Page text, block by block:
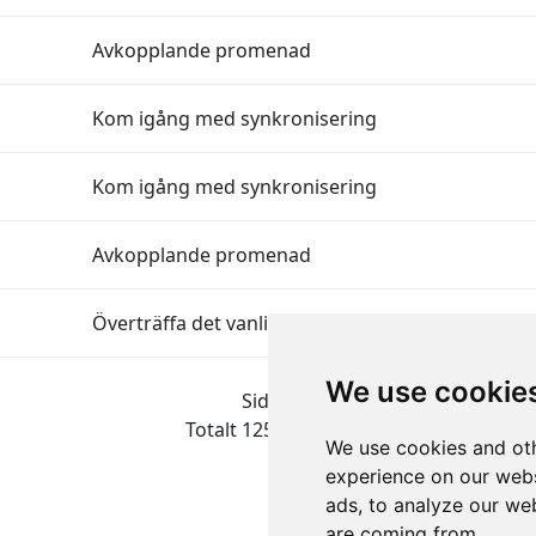
We use
We use cookies and
experience on our
ads, to analyze our
Avkopplande promenad
Kom igång med synkronisering
Kom igång med synkronisering
Avkopplande promenad
Överträffa det vanliga
Sida 2 av 51
Totalt 1251 Prestationer